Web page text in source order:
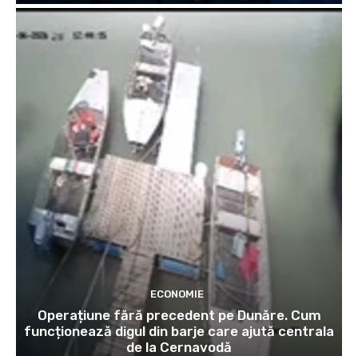
ECONOMIE
Operațiune fără precedent pe Dunăre. Cum
funcționează digul din barje care ajută centrala
de la Cernavodă